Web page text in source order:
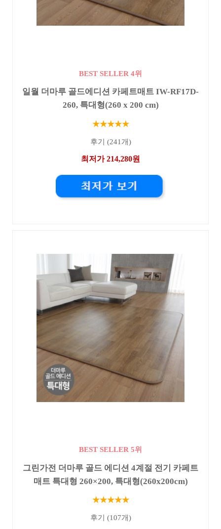
BEST SELLER 4위
일월 더마루 골드에디션 카페트매트 IW-RF17D-
260, 특대형(260 x 200 cm)
★★★★★
후기 (241개)
최저가 214,280원
BEST SELLER 5위
그린가전 더마루 골드 에디션 4계절 전기 카페트
매트 특대형 260×200, 특대형(260x200cm)
★★★★★
후기 (107개)